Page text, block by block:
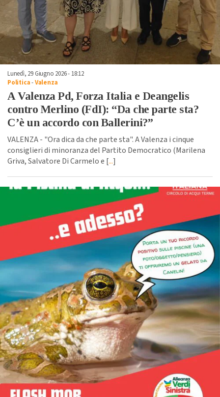
Lunedì, 29 Giugno 2026 - 18:12
Politica-Valenza
A Valenza Pd, Forza Italia e Deangelis
contro Merlino (FdI): “Da che parte sta?
C’è un accordo con Ballerini?”
VALENZA - "Ora dica da che parte sta". A Valenza i cinque
consiglieri di minoranza del Partito Democratico (Marilena
Griva, Salvatore Di Carmelo e [...]